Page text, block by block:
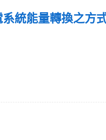
統能量轉換之方